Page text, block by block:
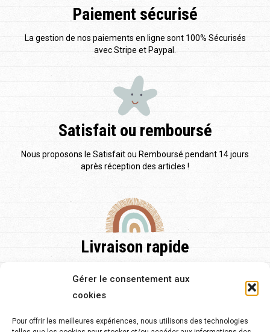
Gérer le consentement aux
cookies
Pour offrir les meilleures expériences, nous utilisons des technologies
Paiement sécurisé
La gestion de nos paiements en ligne sont 100% Sécurisés
avec Stripe et Paypal.
Satisfait ou remboursé
Nous proposons le Satisfait ou Remboursé pendant 14 jours
après réception des articles !
Livraison rapide
l'Europe et de 2 à 5 jours.